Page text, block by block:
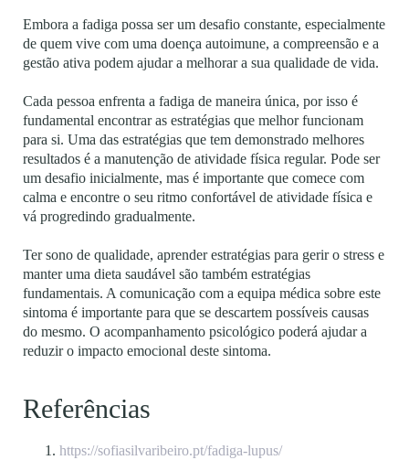
Embora a fadiga possa ser um desafio constante, especialmente
de quem vive com uma doença autoimune, a compreensão e a
gestão ativa podem ajudar a melhorar a sua qualidade de vida.
Cada pessoa enfrenta a fadiga de maneira única, por isso é
fundamental encontrar as estratégias que melhor funcionam
para si. Uma das estratégias que tem demonstrado melhores
resultados é a manutenção de atividade física regular. Pode ser
um desafio inicialmente, mas é importante que comece com
calma e encontre o seu ritmo confortável de atividade física e
vá progredindo gradualmente.
Ter sono de qualidade, aprender estratégias para gerir o stress e
manter uma dieta saudável são também estratégias
fundamentais. A comunicação com a equipa médica sobre este
sintoma é importante para que se descartem possíveis causas
do mesmo. O acompanhamento psicológico poderá ajudar a
reduzir o impacto emocional deste sintoma.
Referências
https://sofiasilvaribeiro.pt/fadiga-lupus/